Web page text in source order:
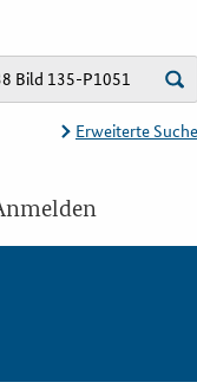
Erweiterte Suche